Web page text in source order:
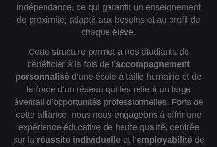
indépendance, ce qui garantit un enseignement
de proximité, adapté aux besoins et au profil de
chaque élève.
Cette structure permet à nos étudiants de
bénéficier à la fois de l’accompagnement
personnalisé d’une école à taille humaine et de
la force d’un réseau qui les relie à un large
éventail d’opportunités professionnelles. Forts de
cette alliance, nous nous engageons à offrir une
expérience éducative de haute qualité, centrée
sur la réussite individuelle et l’employabilitéde